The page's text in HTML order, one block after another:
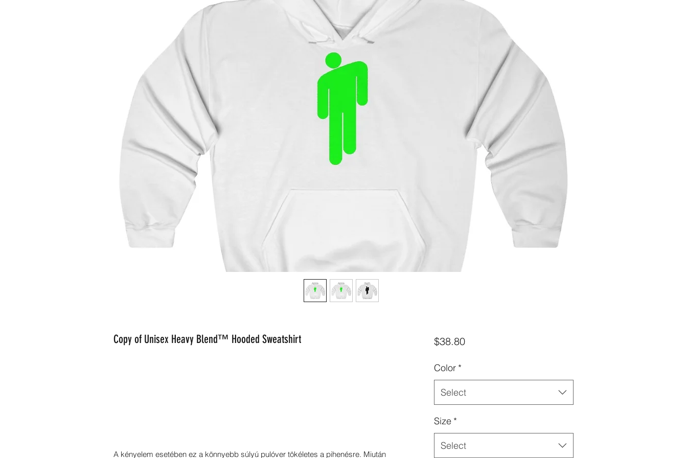
Copy of Unisex Heavy Blend™ Hooded Sweatshirt
A kényelem esetében ez a könnyebb súlyú pulóver tökéletes a pihenésre. Miután
$38.80Price
Color *
Select
Size *
Select